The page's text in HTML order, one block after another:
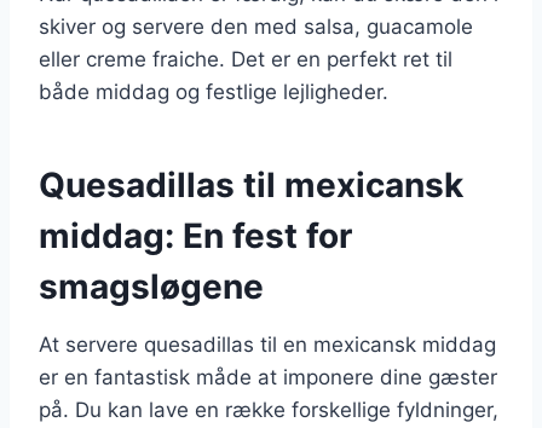
skiver og servere den med salsa, guacamole
eller creme fraiche. Det er en perfekt ret til
både middag og festlige lejligheder.
Quesadillas til mexicansk
middag: En fest for
smagsløgene
At servere quesadillas til en mexicansk middag
er en fantastisk måde at imponere dine gæster
på. Du kan lave en række forskellige fyldninger,